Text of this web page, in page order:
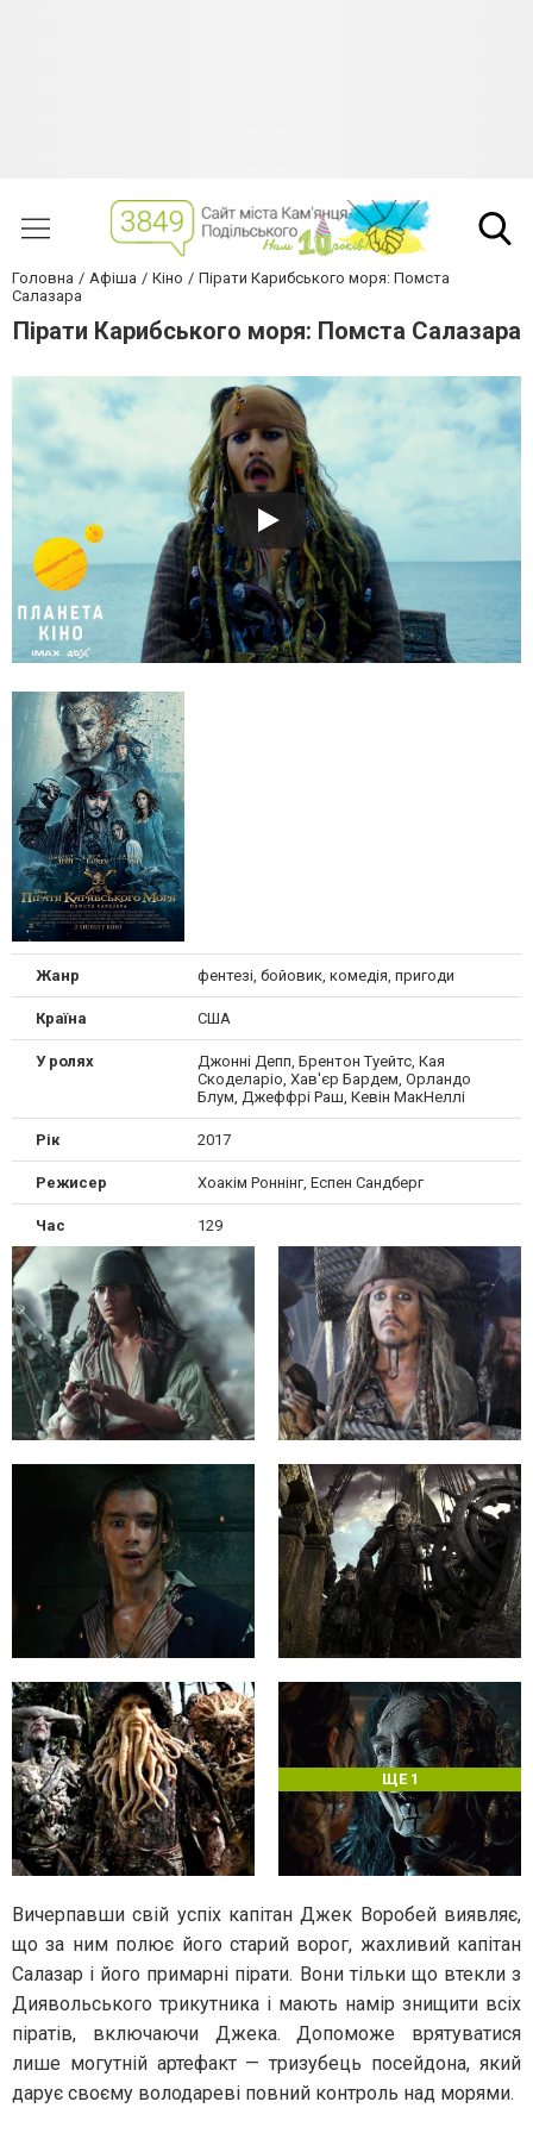
Головна Афіша Кіно
Пірати Карибського моря: Помста
Салазара
Пірати Карибського моря: Помста Салазара
Жанр фентезі, бойовик, комедія, пригоди
Країна США
У ролях
Джонні Депп, Брентон Туейтс, Кая
Скоделаріо, Хав'єр Бардем, Орландо
Блум, Джеффрі Раш, Кевін МакНеллі
Рік 2017
Режисер Хоакім Роннінг, Еспен Сандберг
Час 129
ЩЕ 1
Вичерпавши свій успіх капітан Джек Воробей виявляє,
що за ним полює його старий ворог, жахливий капітан
Салазар і його примарні пірати. Вони тільки що втекли з
Диявольського трикутника і мають намір знищити всіх
піратів, включаючи Джека. Допоможе врятуватися
лише могутній артефакт — тризубець посейдона, який
дарує своєму володареві повний контроль над морями.